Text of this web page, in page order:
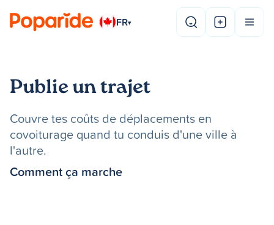
FR▾
Publie un trajet
Couvre tes coûts de déplacements en
covoiturage quand tu conduis d'une ville à
l'autre.
Comment ça marche